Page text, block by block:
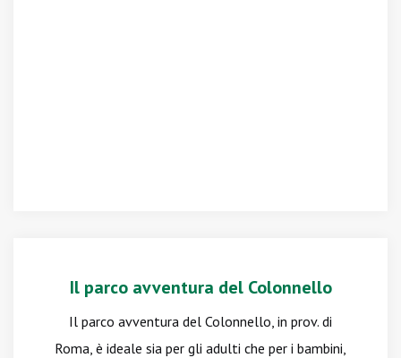
Il parco avventura del Colonnello
Il parco avventura del Colonnello, in prov. di
Roma, è ideale sia per gli adulti che per i bambini,